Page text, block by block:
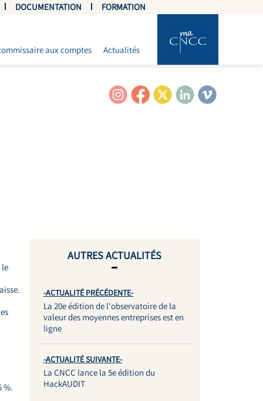
DOCUMENTATION FORMATION
aux comptes Actualités
le
%.
AUTRES ACTUALITÉS
-ACTUALITÉ PRÉCÉDENTE-
La 20e édition de l'observatoire de la
valeur des moyennes entreprises est en
ligne
-ACTUALITÉ SUIVANTE-
La CNCC lance la 5e édition du
HackAUDIT